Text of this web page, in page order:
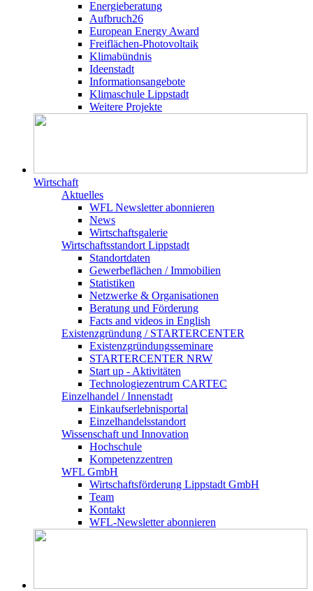
Energieberatung
Aufbruch26
European Energy Award
Freiflächen-Photovoltaik
Klimabündnis
Ideenstadt
Informationsangebote
Klimaschule Lippstadt
Weitere Projekte
Wirtschaft
Aktuelles
WFL Newsletter abonnieren
News
Wirtschaftsgalerie
Wirtschafts­­standort Lippstadt
Standortdaten
Gewerbeflächen / Immobilien
Statistiken
Netzwerke & Organisationen
Beratung und Förderung
Facts and videos in English
Existenz­gründung / STARTERCENTER
Existenzgründungsseminare
STARTERCENTER NRW
Start up - Aktivitäten
Technologiezentrum CARTEC
Einzelhandel / Innenstadt
Einkaufserlebnisportal
Einzelhandelsstandort
Wissenschaft und Innovation
Hochschule
Kompetenzzentren
WFL GmbH
Wirtschaftsförderung Lippstadt GmbH
Team
Kontakt
WFL-Newsletter abonnieren